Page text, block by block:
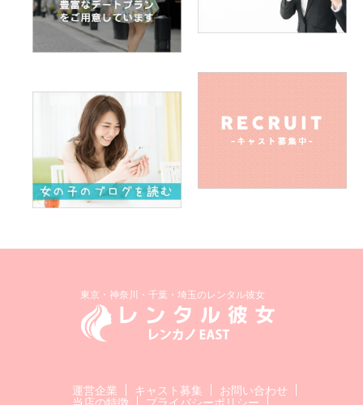
東京・神奈川・千葉・埼玉のレンタル彼女
運営企業 キャスト募集
お問い合わせ